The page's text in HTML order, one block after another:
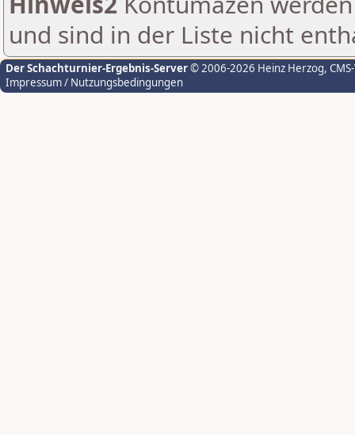
und sind in der Liste nicht
Der Schachturnier-Ergebnis-Server© 2006-2026 Heinz Herzog,
Impressum / Nutzungsbedingungen